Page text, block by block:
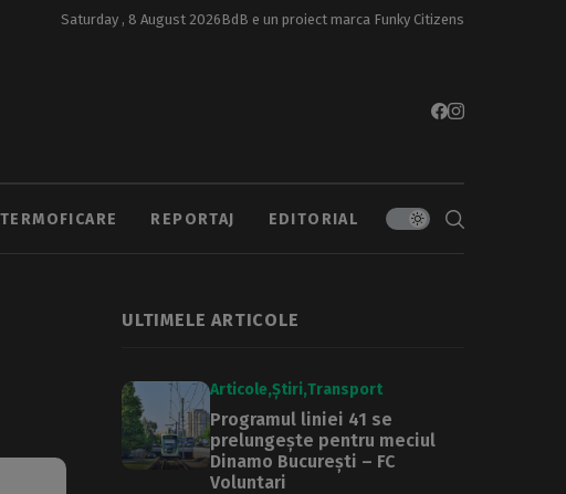
Saturday , 8 August 2026BdB e un proiect marca Funky Citizens
TERMOFICARE REPORTAJ EDITORIAL
ULTIMELE ARTICOLE
Articole Știri Transport
Programul liniei 41 se
prelungește pentru meciul
Dinamo București – FC
Voluntari